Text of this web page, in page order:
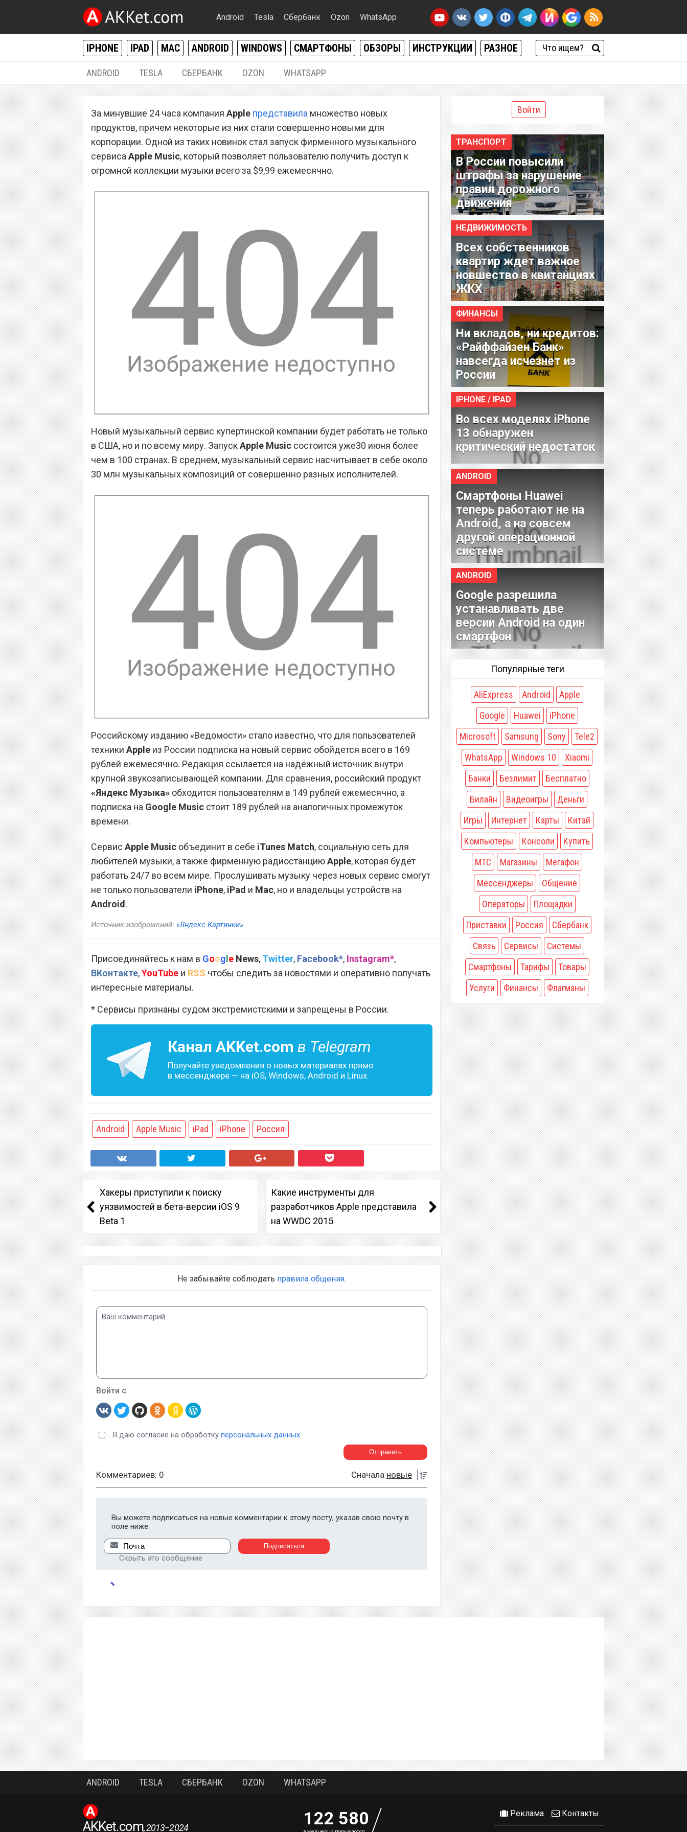
Android Tesla Сбербанк Ozon WhatsApp
IPHONE IPAD MAC ANDROID WINDOWS СМАРТФОНЫ ОБЗОРЫ ИНСТРУКЦИИ РАЗНОЕ
ANDROID TESLA СБЕРБАНК OZON WHATSAPP
Названа стоимость подписки на сервис
Apple Music в России
За минувшие 24 часа компания Apple представила множество новых
продуктов, причем некоторые из них стали совершенно новыми для
корпорации. Одной из таких новинок стал запуск фирменного музыкального
сервиса Apple Music, который позволяет пользователю получить доступ к
огромной коллекции музыки всего за $9,99 ежемесячно.
Новый музыкальный сервис купертинской компании будет работать не только
в США, но и по всему миру. ЗапускApple Music состоится уже30 июня более
чем в 100 странах. В среднем, музыкальный сервис насчитывает в себе около
30 млн музыкальных композиций от совершенно разных исполнителей.
Российскому изданию «Ведомости» стало известно, что для пользователей
техники Apple из России подписка на новый сервис обойдется всего в 169
рублей ежемесячно. Редакция ссылается на надёжный источник внутри
крупной звукозаписывающей компании. Для сравнения, российский продукт
«Яндекс Музыка» обходится пользователям в 149 рублей ежемесячно, а
подписка на Google Music стоит 189 рублей на аналогичных промежуток
времени.
Сервис Apple Music объединит в себе iTunes Match, социальную сеть для
любителей музыки, а также фирменную радиостанциюApple, которая будет
работать 24/7 во всем мире. Прослушивать музыку через новых сервис смогут
не только пользователи iPhone, iPad и Mac, но и владельцы устройств на
Android.
Источник изображений: «Яндекс Картинки»
Присоединяйтесь к нам в Google News, Twitter, Facebook*, Instagram*,
ВКонтакте,YouTube и RSS чтобы следить за новостями и оперативно получать
интересные материалы.
* Сервисы признаны судом экстремистскими и запрещены в России.
Канал AKKet.com в Telegram
Получайте уведомления о новых материалах прямо
в мессенджере — на iOS, Windows, Android и Linux.
Android Apple Music iPad iPhone Россия
Хакеры приступили к поиску
уязвимостей в бета-версии iOS 9
Beta 1
Какие инструменты для
разработчиков Apple представила
на WWDC 2015
Не забывайте соблюдать правила общения.
Войти с
Я даю согласие на обработку персональных данных
Комментариев: 0 Сначала новые
Вы можете подписаться на новые комментарии к этому посту, указав свою почту в
поле ниже:
Скрыть это сообщение
Войти
ТРАНСПОРТ
В России повысили
штрафы за нарушение
правил дорожного
движения
НЕДВИЖИМОСТЬ
Всех собственников
квартир ждет важное
новшество в квитанциях
ЖКХ
ФИНАНСЫ
Ни вкладов, ни кредитов:
«Райффайзен Банк»
навсегда исчезнет из
России
IPHONE / IPAD
Во всех моделях iPhone
13 обнаружен
критический недостаток
ANDROID
Смартфоны Huawei
теперь работают не на
Android, а на совсем
другой операционной
системе
ANDROID
Google разрешила
устанавливать две
версии Android на один
смартфон
Популярные теги
AliExpress Android
Apple
Google
Huawei
iPhone
Microsoft
Samsung Sony
Tele2
WhatsApp
Windows 10
Xiaomi
Банки
Безлимит
Бесплатно
Билайн
Видеоигры
Деньги
Игры
Интернет Карты
Китай
Компьютеры
Консоли
Купить
МТС
Магазины
Мегафон
Мессенджеры
Общение
Операторы
Площадки
Приставки
Россия
Сбербанк
Связь
Сервисы
Системы
Смартфоны
Тарифы
Товары
Услуги
Финансы Флагманы
ANDROID TESLA СБЕРБАНК OZON WHATSAPP
Реклама Контакты
122 580
AKKet.com, 2013−2024